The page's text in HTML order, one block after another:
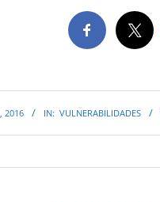
2016 IN: VULNERABILIDADES